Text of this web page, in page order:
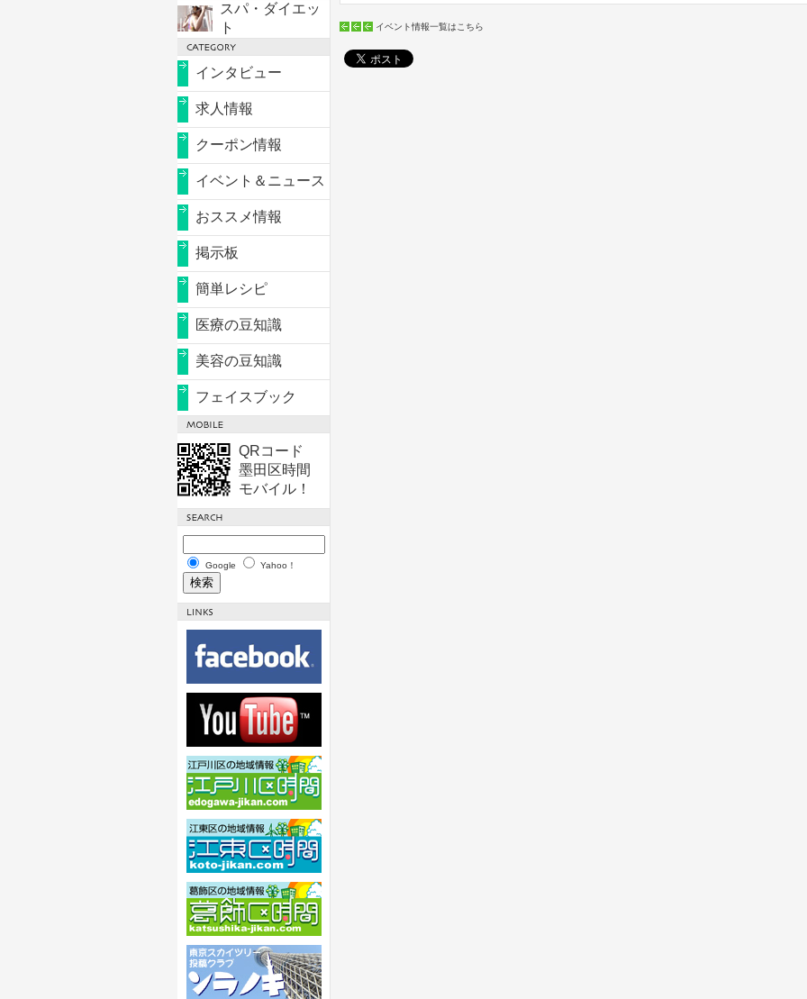
スパ・ダイエッ
ト
インタビュー
求人情報
クーポン情報
イベント＆ニュース
おススメ情報
掲示板
簡単レシピ
医療の豆知識
美容の豆知識
フェイスブック
QRコード
墨田区時間
モバイル！
Google Yahoo！
イベント情報一覧はこちら